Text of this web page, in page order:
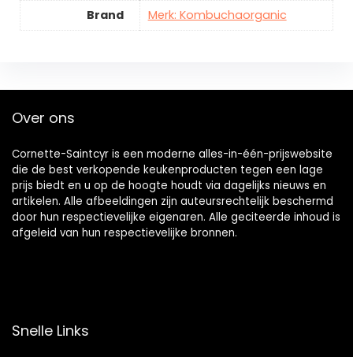
Brand
Merk: Kombuchaorganic
Over ons
Cornette-Saintcyr is een moderne alles-in-één-prijswebsite
die de best verkopende keukenproducten tegen een lage
prijs biedt en u op de hoogte houdt via dagelijks nieuws en
artikelen. Alle afbeeldingen zijn auteursrechtelijk beschermd
door hun respectievelijke eigenaren. Alle geciteerde inhoud is
afgeleid van hun respectievelijke bronnen.
Snelle Links